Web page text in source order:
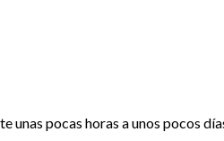
unas pocas horas a unos pocos